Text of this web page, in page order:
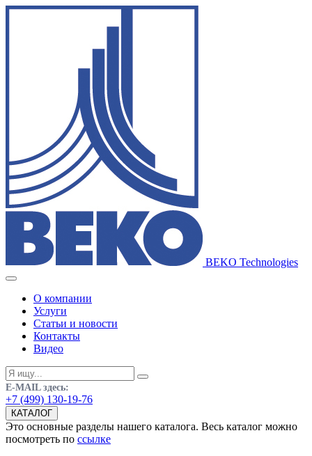
BEKO Technologies
О компании
Услуги
Статьи и новости
Контакты
Видео
E-MAIL здесь:
+7 (499) 130-19-76
КАТАЛОГ
Это основные разделы нашего каталога. Весь каталог можно
посмотреть по ссылке